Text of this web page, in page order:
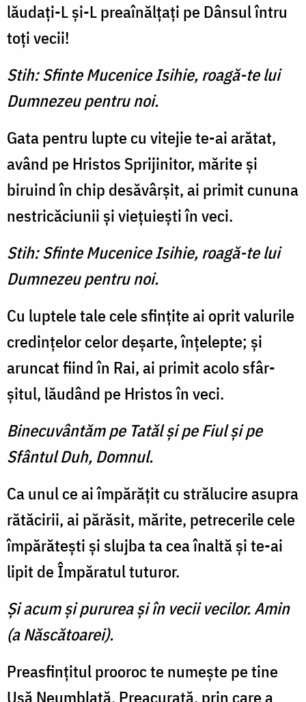
lăudaţi-L şi-L preaînălţaţi pe Dânsul întru
toţi vecii!
Stih: Sfinte Mucenice Isihie, roagă-te lui
Dumnezeu pentru noi.
Gata pentru lupte cu vite­jie te-ai arătat,
având pe Hristos Sprijinitor, mărite şi
biruind în chip desăvârşit, ai primit cununa
nestricăciunii şi vieţuieşti în veci.
Stih: Sfinte Mucenice Isihie, roagă-te lui
Dumnezeu pentru noi.
Cu luptele tale cele sfinţite ai oprit valurile
credinţelor celor deşarte, înţelepte; şi
aruncat fiind în Rai, ai primit acolo sfâr­
şitul, lăudând pe Hristos în veci.
Binecuvântăm pe Tatăl şi pe Fiul şi pe
Sfântul Duh, Domnul.
Ca unul ce ai împărăţit cu strălucire asupra
rătăcirii, ai părăsit, mărite, petrecerile cele
împărăteşti şi slujba ta cea înaltă şi te-ai
lipit de Împăratul tuturor.
Şi acum şi pururea şi în vecii vecilor. Amin
(a Născătoarei).
Preasfinţitul prooroc te nu­meşte pe tine
Uşă Neumblată, Preacurată, prin care a